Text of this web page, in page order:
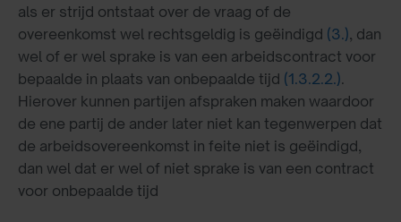
als er strijd ontstaat over de vraag of de
overeenkomst wel rechtsgeldig is geëindigd (3.), dan
wel of er wel sprake is van een arbeidscontract voor
bepaalde in plaats van onbepaalde tijd (1.3.2.2.).
Hierover kunnen partijen afspraken maken waardoor
de ene partij de ander later niet kan tegenwerpen dat
de arbeidsovereenkomst in feite niet is geëindigd,
dan wel dat er wel of niet sprake is van een contract
voor onbepaalde tijd